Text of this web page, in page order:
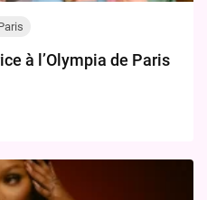
à l’Olympia de Paris